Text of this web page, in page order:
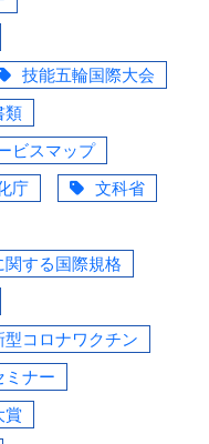
技能五輪国際大会
類
ビスマップ
庁
文科省
する国際規格
型コロナワクチン
ミナー
賞